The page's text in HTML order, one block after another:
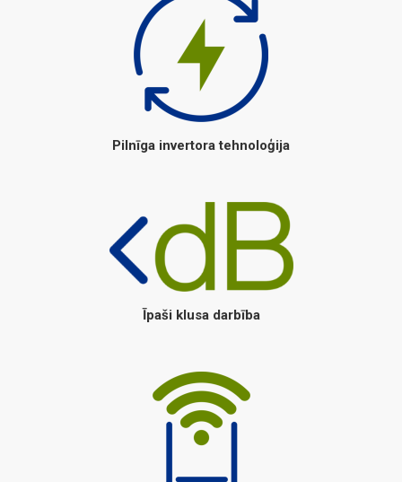
Pilnīga invertora tehnoloģija
Īpaši klusa darbība